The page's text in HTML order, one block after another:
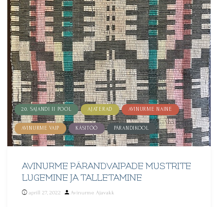
20. SAJANDI II POOL AJATERAD AVINURME NAINE
AVINURME VAIP KÄSITÖÖ PÄRANDIKOOL
AVINURME PÄRANDVAIPADE MUSTRITE
LUGEMINE JA TALLETAMINE
aprill 27, 2022
Posted
Avinurme Ajavakk